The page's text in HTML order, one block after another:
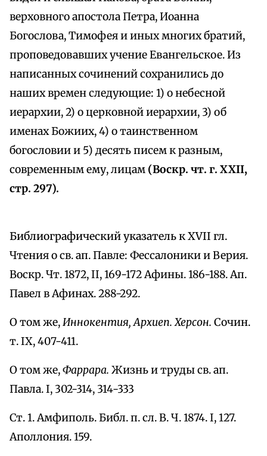
верховного апостола Петра, Иоанна
Богослова, Тимофея и иных многих братий,
проповедовавших учение Евангельское. Из
написанных сочинений сохранились до
наших времен следующие: 1) о небесной
иерархии, 2) о церковной иерархии, 3) об
именах Божиих, 4) о таинственном
богословии и 5) десять писем к разным,
современным ему, лицам (Воскр. чт. г. XXII,
стр. 297).
Библиографический указатель к XVII гл.
Чтения о св. ап. Павле: Фессалоники и Верия.
Воскр. Чт. 1872, II, 169-172 Афины. 186-188. Ап.
Павел в Афинах. 288-292.
О том же,Иннокентия, Архиеп. Херсон. Сочин.
т. IX, 407-411.
О том же,Фаррара. Жизнь и труды св. ап.
Павла. I, 302-314, 314-333
Ст. 1. Амфиполь. Библ. п. сл. В. Ч. 1874. I, 127.
Аполлония. 159.